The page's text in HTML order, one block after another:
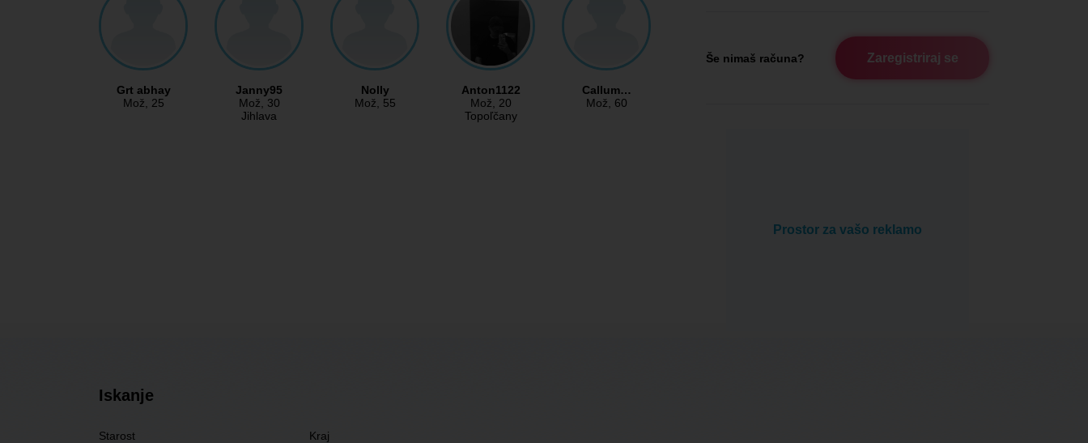
Grt abhay
Mož, 25
Janny95
Mož, 30
Jihlava
Nolly
Mož, 55
Anton1122
Mož, 20
Topoľčany
Callum…
Mož, 60
Še nimaš računa? Zaregistriraj se
Prostor za vašo reklamo
Iskanje
Starost Kraj